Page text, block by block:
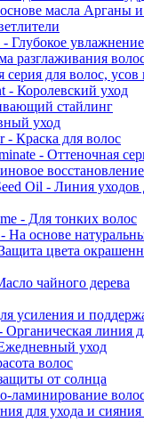
масла Арганы
Глубокое
разглаживания
для волос,
- Королевский уход
стайлинг
уход
Краска для волос
- Оттеночная
Oil - Линия
- Для тонких волос
На основе
цвета
чайного дерева
усиления и
Органическая линия
уход
волос
от солнца
ламинирование
для ухода и